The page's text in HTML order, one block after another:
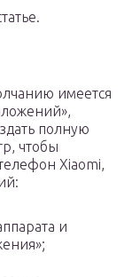
имеется
полную
чтобы
Xiaomi,
и